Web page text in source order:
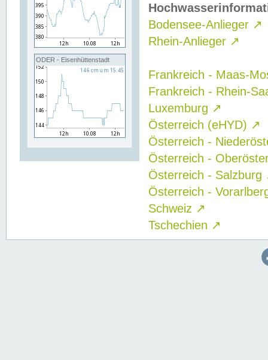
ODER - Eisenhüttenstadt
Bodensee-Anlieger ↗
Rhein-Anlieger ↗
Frankreich - Maas-
Frankreich - Rhein-
Luxemburg ↗
Österreich (eHYD) ↗
Österreich -
Österreich -
Österreich - Salzburg
Österreich -
Schweiz ↗
Tschechien ↗